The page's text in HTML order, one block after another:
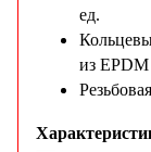
ед.
из